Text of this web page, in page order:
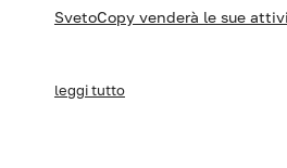
SvetoCopy venderà le sue
leggi tutto